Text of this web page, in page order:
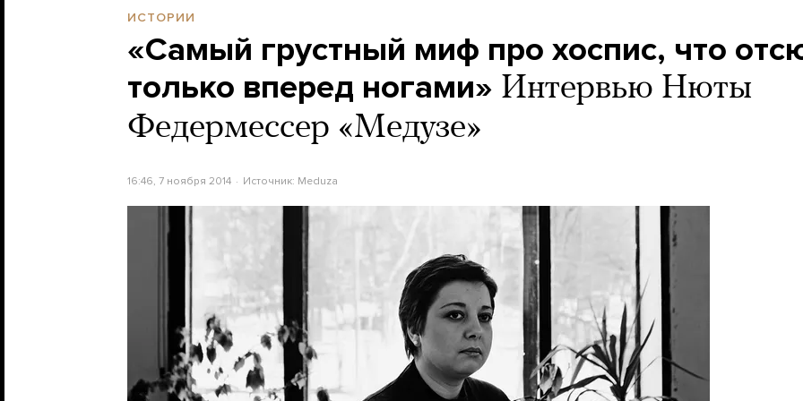
ИСТОРИИ
«Самый грустный миф про хоспис, что
только вперед ногами» Интервью Нюты
Федермессер «Медузе»
16:46, 7 ноября 2014 Источник: Meduza